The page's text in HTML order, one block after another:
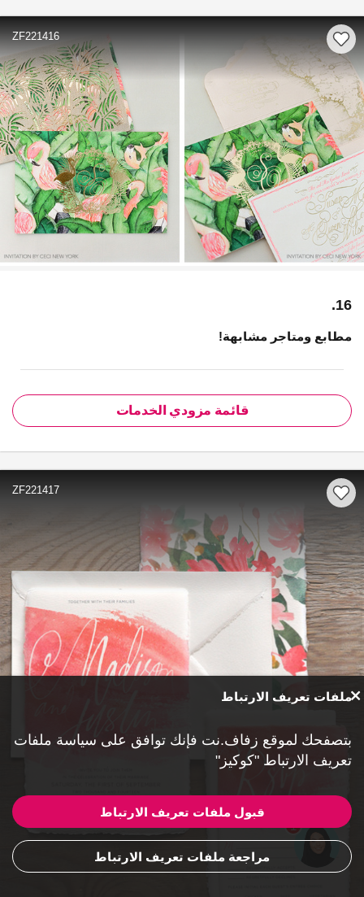
ZF221416
16.
مطابع ومتاجر مشابهة!
قائمة مزودي الخدمات
ZF221417
ملفات تعريف الارتباط
بتصفحك لموقع زفاف.نت فإنك توافق على سياسة ملفات
تعريف الارتباط "كوكيز"
قبول ملفات تعريف الارتباط
مراجعة ملفات تعريف الارتباط
1